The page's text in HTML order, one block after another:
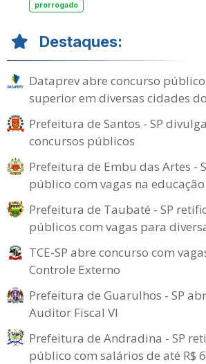
prorrogado
Destaques:
Dataprev abre concurso
superior em diversas cidades
Prefeitura de Santos - SP
concursos públicos
Prefeitura de Embu das Artes -
público com vagas na educação
Prefeitura de Taubaté - SP
públicos com vagas para
TCE-SP abre concurso com
Controle Externo
Prefeitura de Guarulhos - SP
Auditor Fiscal VI
Prefeitura de Andradina - SP
público com salários de até R$